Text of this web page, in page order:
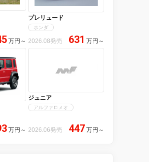
万円 ～
プレリュード
ホンダ
2026.08発売 631 万円 ～
万円 ～
ジュニア
アルファロメオ
2026.06発売 447 万円 ～